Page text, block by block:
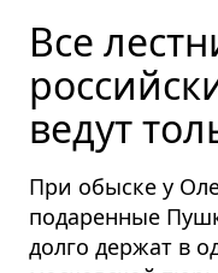
Все
ведут
При обыске у
подаренные
долго держат в